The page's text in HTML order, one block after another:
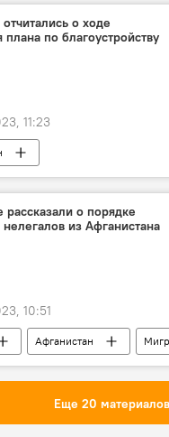
о ходе
по благоустройству
11:23
и Согдийской области
рассказали о порядке
из Афганистана
10:51
Афганистан
Политика
Еще 20 материалов